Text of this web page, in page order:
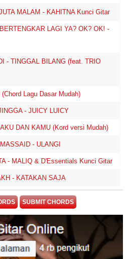
MALAM - KAHITNA Kunci Gitar
LAGI YA? OK? OK! -
- TINGGAL BILANG (feat. TRIO
Lagu Dasar Mudah)
- JUICY LUICY
DAN KAMU (Kord versi Mudah)
- ULANGI
- MALIQ & D'Essentials Kunci Gitar
- KATAKAN SAJA
SUBMIT CHORDS